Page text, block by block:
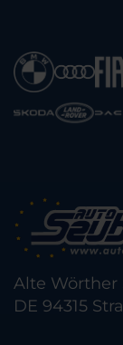
Alte Wörther
DE 94315